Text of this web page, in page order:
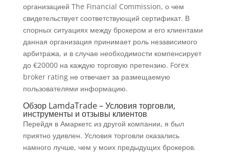
организацией The Financial Commission, о чем
свидетельствует соответствующий сертификат. В
спорных ситуациях между брокером и его клиентами
данная организация принимает роль независимого
арбитража, и в случае необходимости компенсирует
до €20000 на каждую торговую претензию. Forex
broker rating не отвечает за размещаемую
пользователями информацию.
Обзор LamdaTrade – Условия торговли,
инструменты и отзывы клиентов
Перейдя в Амаркетс из другой компании, я был
приятно удивлен. Условия торговли оказались
намного лучше, чем у моих предыдущих брокеров.